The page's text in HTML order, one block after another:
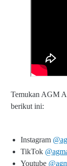
Temukan AGM
berikut ini:
Instagram
TikTok
Youtube